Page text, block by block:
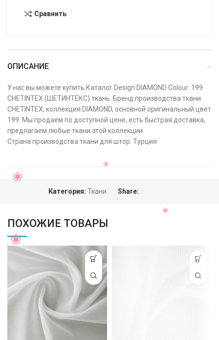
Сравнить
ОПИСАНИЕ
У нас вы можете купить Каталог Design DIAMOND Colour: 199
CHETINTEX (ШЕТИНТЕКС) ткань. Бренд производства ткани:
CHETINTEX, коллекция DIAMOND, основной оригинальный цвет
199. Мы продаем по доступной цене, есть быстрая доставка,
предлагаем любые ткани этой коллекции.
Страна производства ткани для штор: Турция
Категория: Ткани Share:
ПОХОЖИЕ ТОВАРЫ